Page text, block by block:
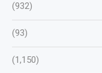
(932)
(93)
(1,150)